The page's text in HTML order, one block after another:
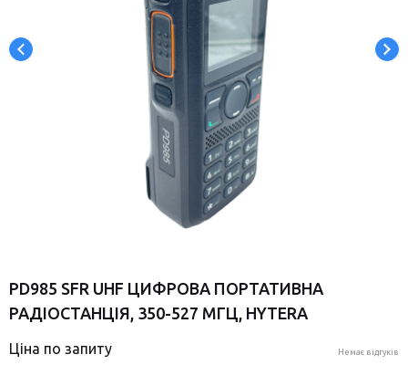
PD985 SFR UHF ЦИФРОВА ПОРТАТИВНА
РАДІОСТАНЦІЯ, 350-527 МГЦ, HYTERA
Ціна по запиту Немає відгуків